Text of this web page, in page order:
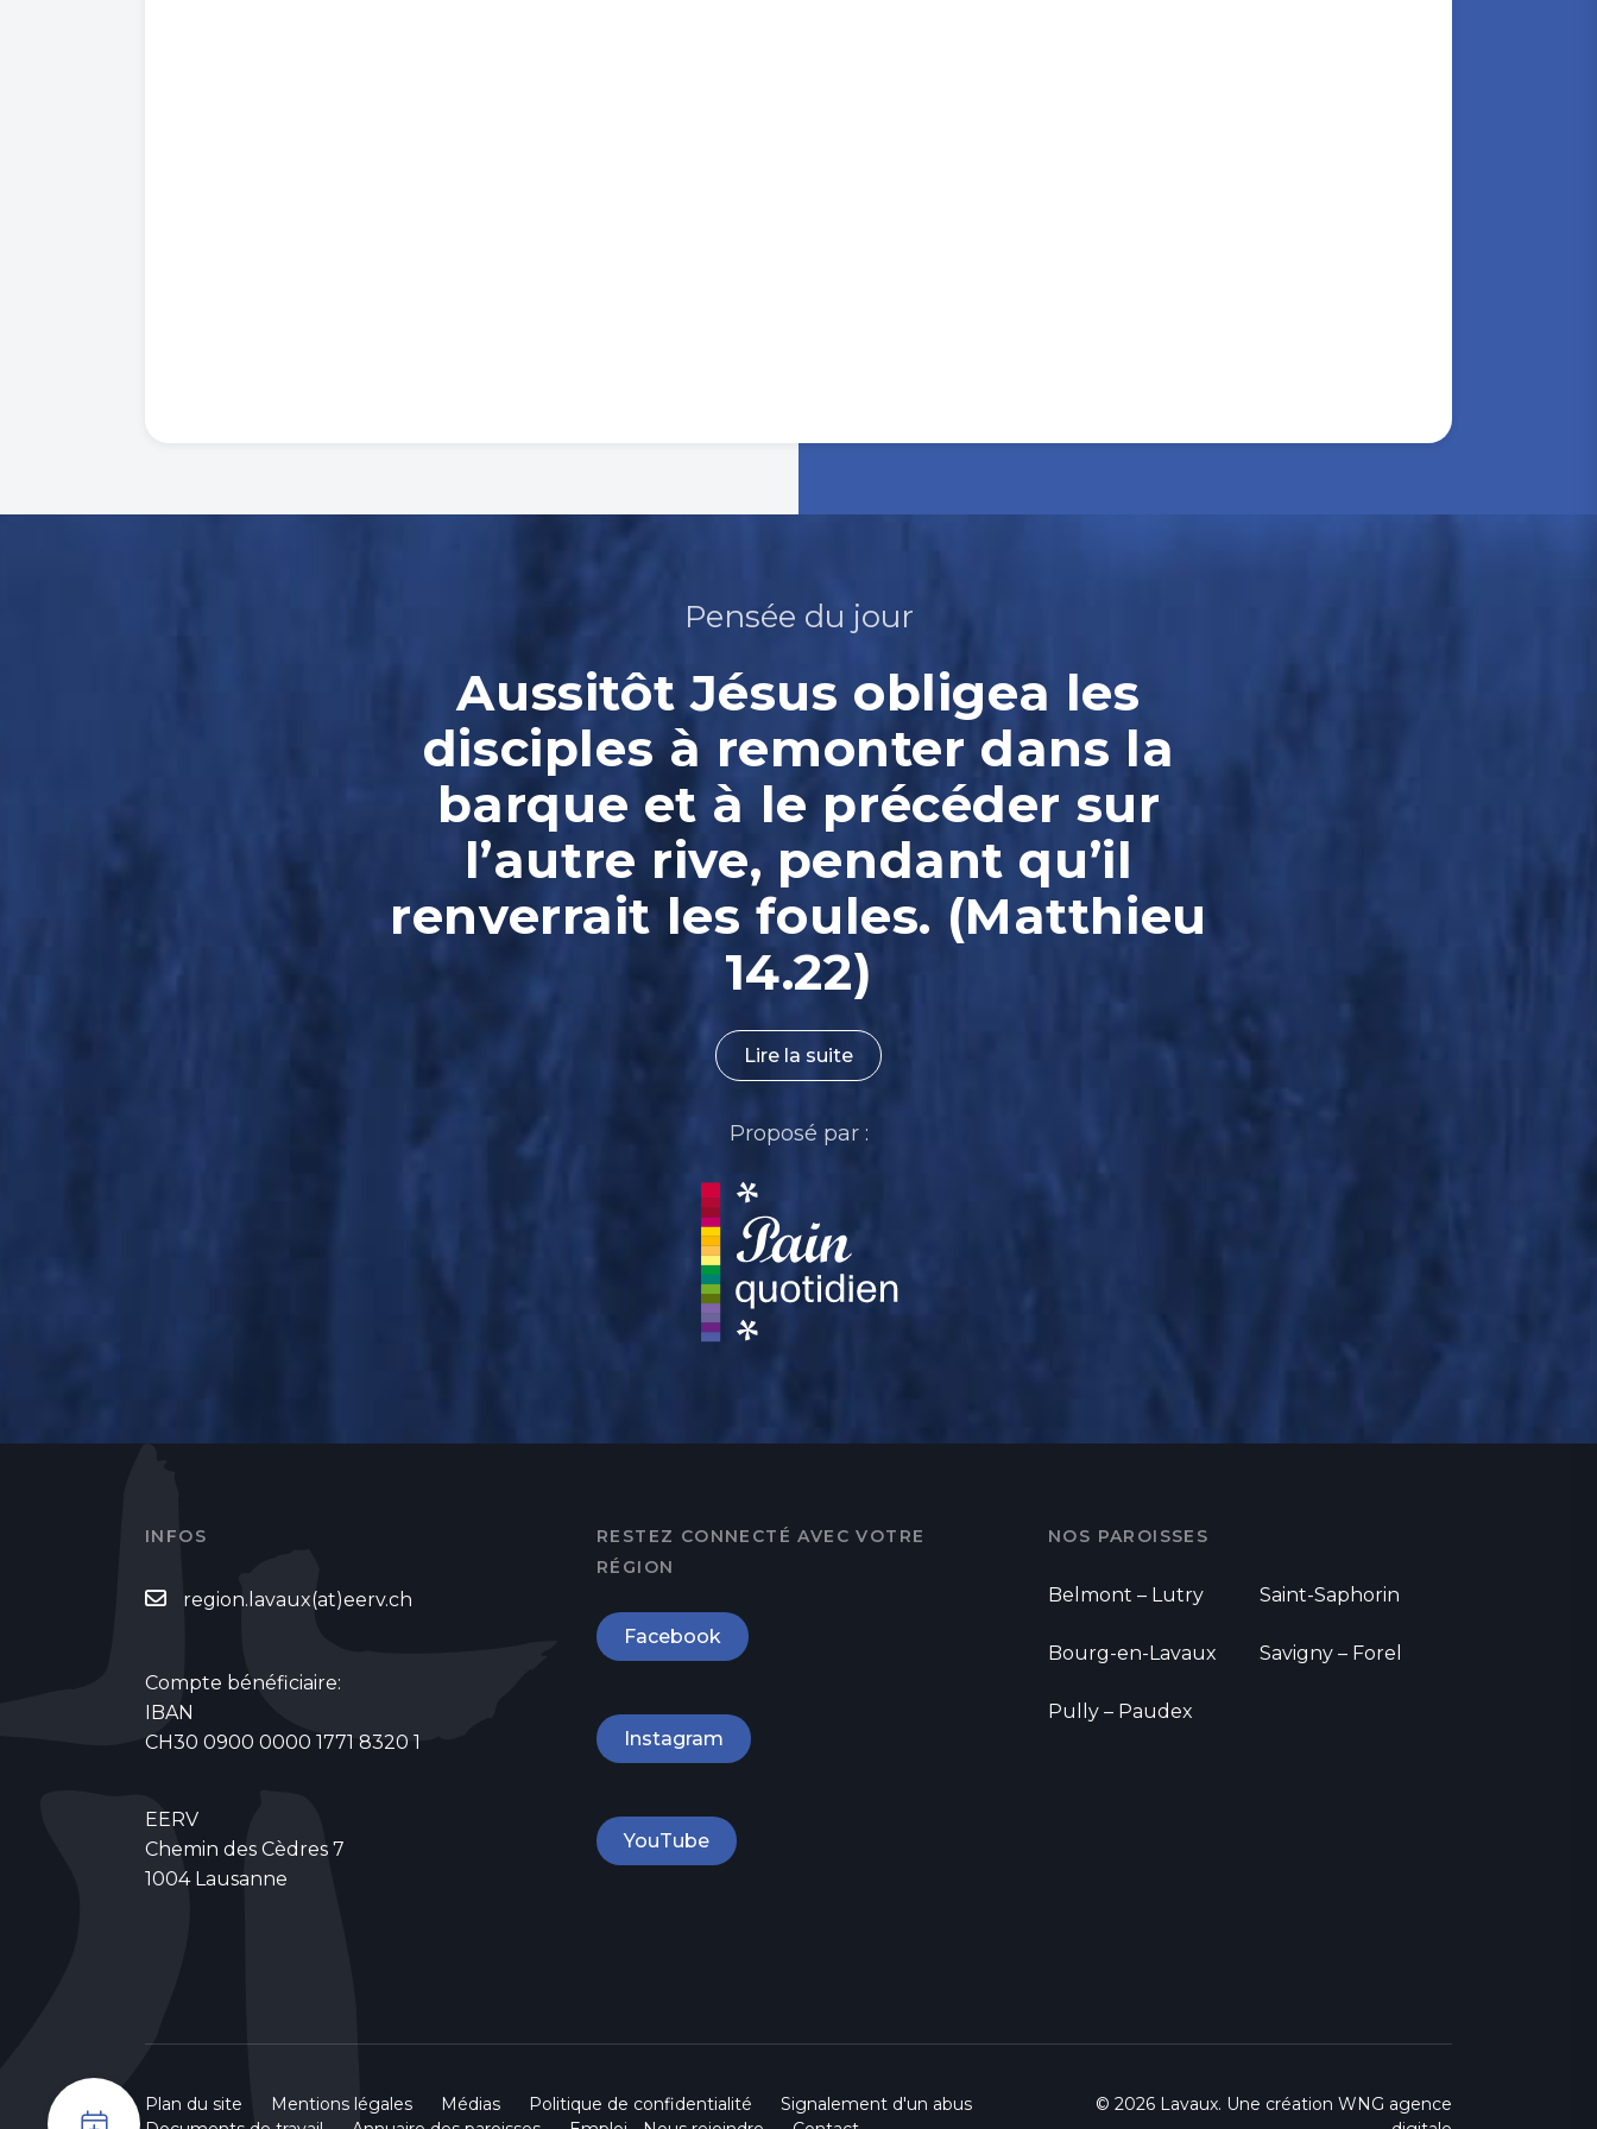
Pensée du jour
Aussitôt Jésus obligea les
disciples à remonter dans la
barque et à le précéder sur
l’autre rive, pendant qu’il
renverrait les foules. (Matthieu
14.22)
Lire la suite
Proposé par :
INFOS
region.lavaux(at)eerv.ch
Compte bénéficiaire:
IBAN
CH30 0900 0000 1771 8320 1
EERV
Chemin des Cèdres 7
1004 Lausanne
RESTEZ CONNECTÉ AVEC VOTRE
RÉGION
Facebook
Instagram
YouTube
NOS PAROISSES
Belmont – Lutry
Bourg-en-Lavaux
Pully – Paudex
Saint-Saphorin
Savigny – Forel
Plan du site Mentions légales Médias Politique de confidentialité
Signalement d'un abus
© 2026 Lavaux. Une création WNG agence